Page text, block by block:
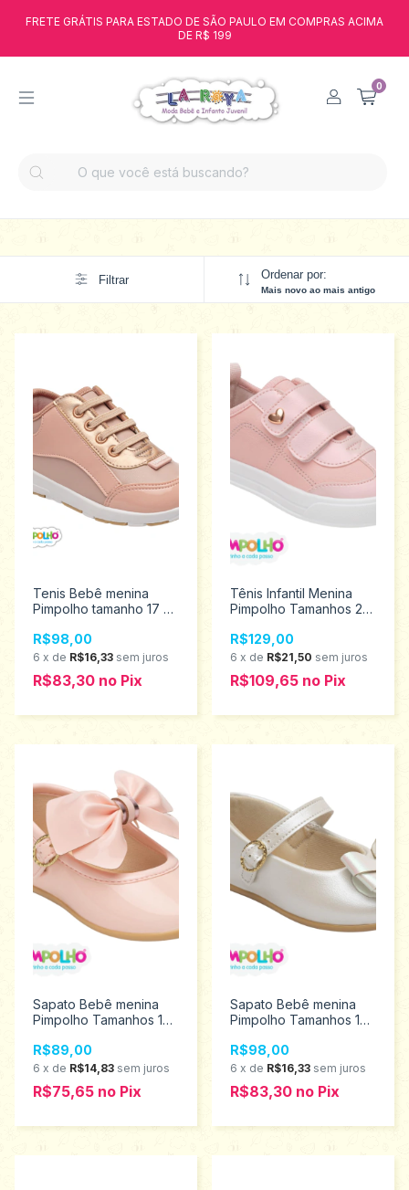
FRETE GRÁTIS PARA ESTADO DE SÃO PAULO EM COMPRAS ACIMA
DE R$ 199
0
Filtrar Ordenar por:
Mais novo ao mais antigo
Tenis Bebê menina
Pimpolho tamanho 17 ao
R$98,00
6 x de R$16,33 sem juros
R$83,30 no Pix
Tênis Infantil Menina
Pimpolho Tamanhos 22
R$129,00
6 x de R$21,50 sem juros
R$109,65 no Pix
Sapato Bebê menina
Pimpolho Tamanhos 16
R$89,00
6 x de R$14,83 sem juros
R$75,65 no Pix
Sapato Bebê menina
Pimpolho Tamanhos 17
R$98,00
6 x de R$16,33 sem juros
R$83,30 no Pix